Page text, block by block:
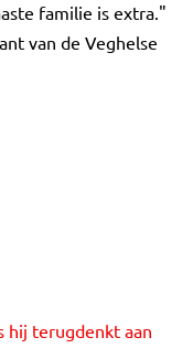
familie is extra."
van de Veghelse
hij terugdenkt aan